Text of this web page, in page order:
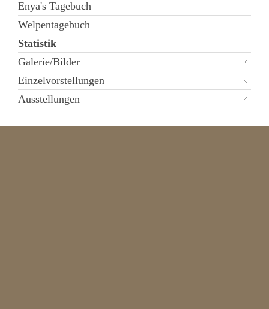
Enya's Tagebuch
Welpentagebuch
Statistik
Galerie/Bilder
Einzelvorstellungen
Ausstellungen